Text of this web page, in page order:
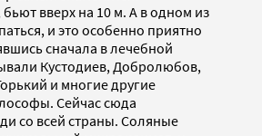
вверх на 10 м. А в одном из
и это особенно приятно
сначала в лечебной
Кустодиев, Добролюбов,
и многие другие
Сейчас сюда
со всей страны. Соляные